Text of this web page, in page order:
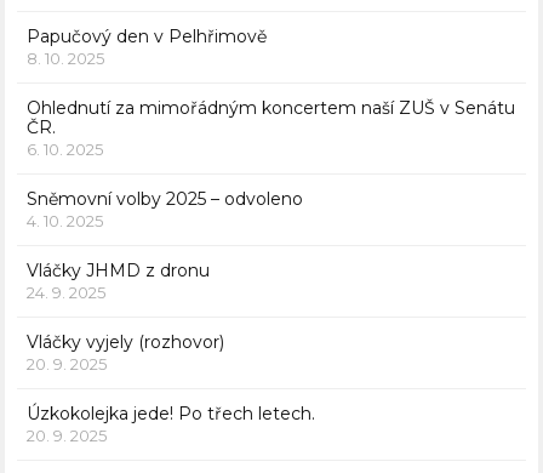
Papučový den v Pelhřimově
8. 10. 2025
Ohlednutí za mimořádným koncertem naší ZUŠ v Senátu
ČR.
6. 10. 2025
Sněmovní volby 2025 – odvoleno
4. 10. 2025
Vláčky JHMD z dronu
24. 9. 2025
Vláčky vyjely (rozhovor)
20. 9. 2025
Úzkokolejka jede! Po třech letech.
20. 9. 2025